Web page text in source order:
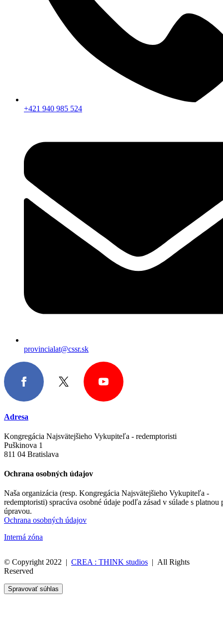
+421 940 985 524
provincialat@cssr.sk
Adresa
Kongregácia Najsvätejšieho Vykupiteľa - redemptoristi
Puškinova 1
811 04 Bratislava
Ochrana osobných údajov
Naša organizácia (resp. Kongregácia Najsvätejšieho Vykupiteľa -
redemptoristi) spracúva osobné údaje podľa zásad v súlade s platnou
úpravou.
Ochrana osobných údajov
Interná zóna
© Copyright 2022 | CREA : THINK studios | All Rights
Reserved
Spravovať súhlas